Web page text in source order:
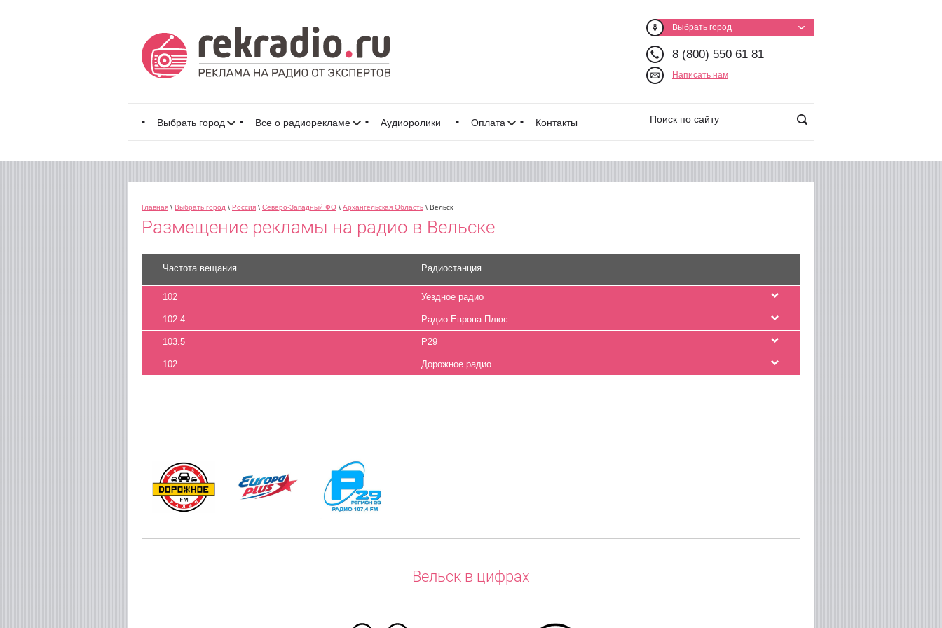
Выбрать город
8 (800) 550 61 81
Написать нам
Выбрать город Все о радиорекламе Аудиоролики Оплата Контакты
Главная \ Выбрать город \ Россия \ Северо-Западный ФО \ Архангельская Область \ Вельск
Размещение рекламы на радио в Вельске
Вельск в цифрах